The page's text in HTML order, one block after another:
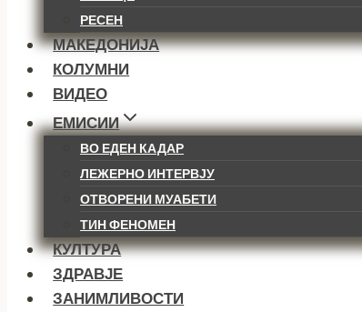
РЕСЕН
МАКЕДОНИЈА
КОЛУМНИ
ВИДЕО
ЕМИСИИ
ВО ЕДЕН КАДАР
ЛЕЖЕРНО ИНТЕРВЈУ
ОТВОРЕНИ МУАБЕТИ
ТИН ФЕНОМЕН
КУЛТУРА
ЗДРАВЈЕ
ЗАНИМЛИВОСТИ